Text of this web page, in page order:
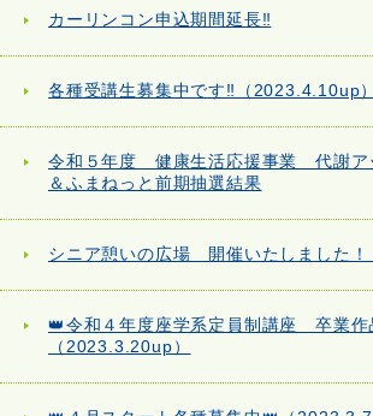
カーリンコン申込期間延長‼
各種受講生募集中です‼（2023.4.10up）
令和５年度 健康生活応援事業 代謝ア
＆ふまねっと前期抽選結果
シニア憩いの広場 開催いたしました！
👑令和４年度座学系定員制講座 卒業作
（2023.3.20up）